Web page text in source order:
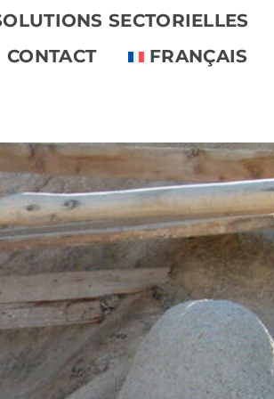
SECTORIELLES
CONTACT
FRANÇAIS